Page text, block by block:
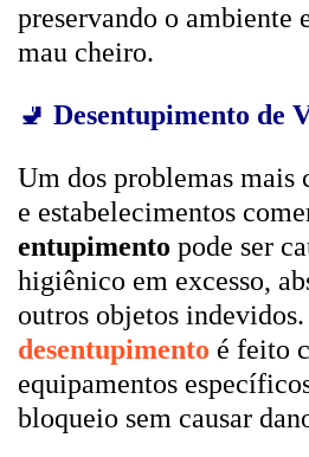
preservando o ambiente
mau cheiro.
🚽 Desentupimento de
Um dos problemas mais
e estabelecimentos
entupimento pode ser
higiênico em excesso,
outros objetos
desentupimento é feito
equipamentos
bloqueio sem causar